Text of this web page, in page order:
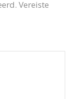
Vereiste